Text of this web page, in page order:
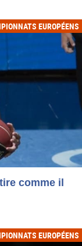
EUROPÉENS
comme il
EUROPÉENS